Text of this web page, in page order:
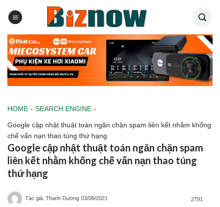
HOME - SEARCH ENGINE -
Google cập nhật thuật toán ngăn chặn spam liên kết nhằm khống
chế vấn nạn thao túng thứ hạng
Google cập nhật thuật toán ngăn chặn spam
liên kết nhằm khống chế vấn nạn thao túng
thứ hạng
Tác giả: Thanh Dương 03/08/2021 2791